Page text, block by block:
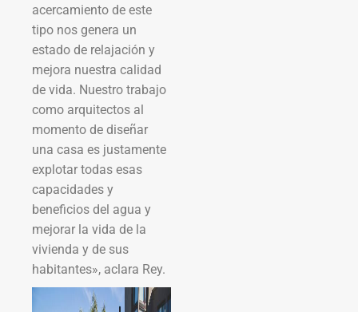
acercamiento de este
tipo nos genera un
estado de relajación y
mejora nuestra calidad
de vida. Nuestro trabajo
como arquitectos al
momento de diseñar
una casa es justamente
explotar todas esas
capacidades y
beneficios del agua y
mejorar la vida de la
vivienda y de sus
habitantes», aclara Rey.